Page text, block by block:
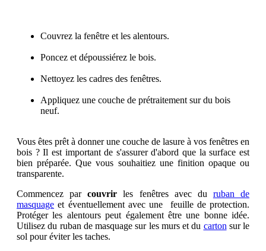
Couvrez la fenêtre et les alentours.
Poncez et dépoussiérez le bois.
Nettoyez les cadres des fenêtres.
Appliquez une couche de prétraitement sur du bois
neuf.
Vous êtes prêt à donner une couche de lasure à vos fenêtres en
bois ? Il est important de s'assurer d'abord que la surface est
bien préparée. Que vous souhaitiez une finition opaque ou
transparente.
Commencez parcouvrir les fenêtres avec du ruban de
masquage et éventuellement avec une feuille de protection.
Protéger les alentours peut également être une bonne idée.
Utilisez du ruban de masquage sur les murs et du carton sur le
sol pour éviter les taches.